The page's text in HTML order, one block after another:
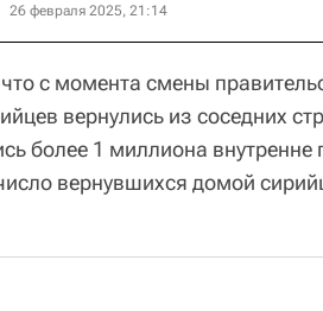
26 февраля 2025, 21:14
с момента смены
вернулись из соседних
более 1 миллиона
вернувшихся домой